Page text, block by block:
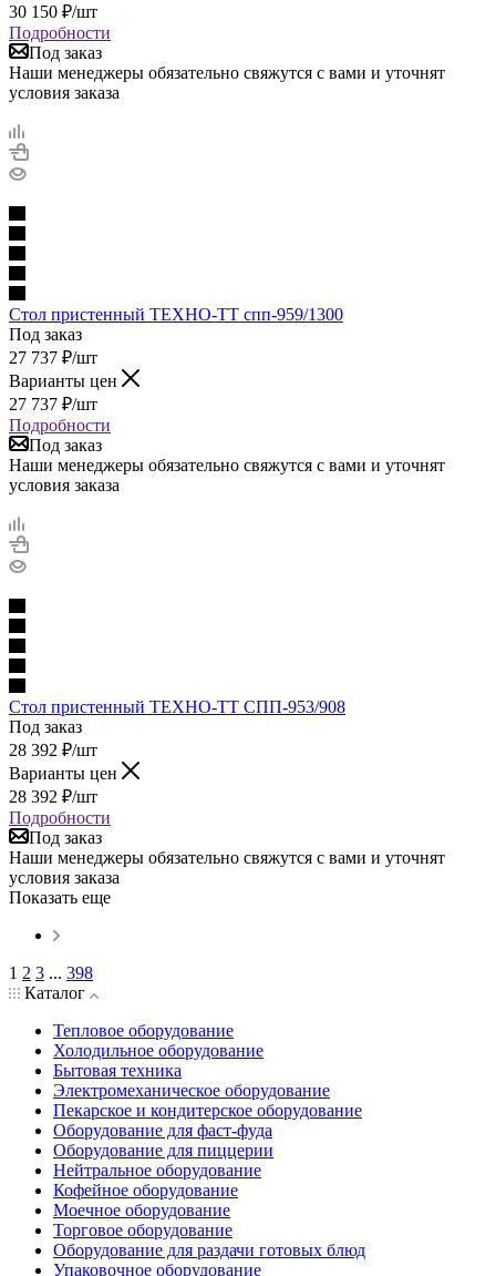
30 150 ₽/шт
Подробности
Под заказ
Наши менеджеры обязательно свяжутся с вами и уточнят
условия заказа
Стол пристенный ТЕХНО-ТТ спп-959/1300
Под заказ
27 737 ₽/шт
Варианты цен
27 737 ₽/шт
Подробности
Под заказ
Наши менеджеры обязательно свяжутся с вами и уточнят
условия заказа
Стол пристенный ТЕХНО-ТТ СПП-953/908
Под заказ
28 392 ₽/шт
Варианты цен
28 392 ₽/шт
Подробности
Под заказ
Наши менеджеры обязательно свяжутся с вами и уточнят
условия заказа
Показать еще
1 2 3 ... 398
Каталог
Тепловое оборудование
Холодильное оборудование
Бытовая техника
Электромеханическое оборудование
Пекарское и кондитерское оборудование
Оборудование для фаст-фуда
Оборудование для пиццерии
Нейтральное оборудование
Кофейное оборудование
Моечное оборудование
Торговое оборудование
Оборудование для раздачи готовых блюд
Упаковочное оборудование